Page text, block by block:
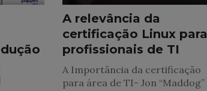
A relevância da
certificação Linux para
profissionais de TI
A Importância da certificação
para área de TI- Jon “Maddog”